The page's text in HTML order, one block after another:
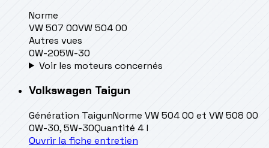
Norme
VW 507 00VW 504 00
Autres vues
0W-205W-30
Voir les moteurs concernés
Volkswagen Taigun
Génération TaigunNorme VW 504 00 et VW 508 00
0W-30, 5W-30Quantité 4 l
Ouvrir la fiche entretien